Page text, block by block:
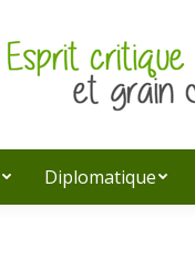
Diplomatique